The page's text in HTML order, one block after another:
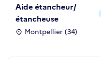
Aide étancheur/
étancheuse
Montpellier (34)